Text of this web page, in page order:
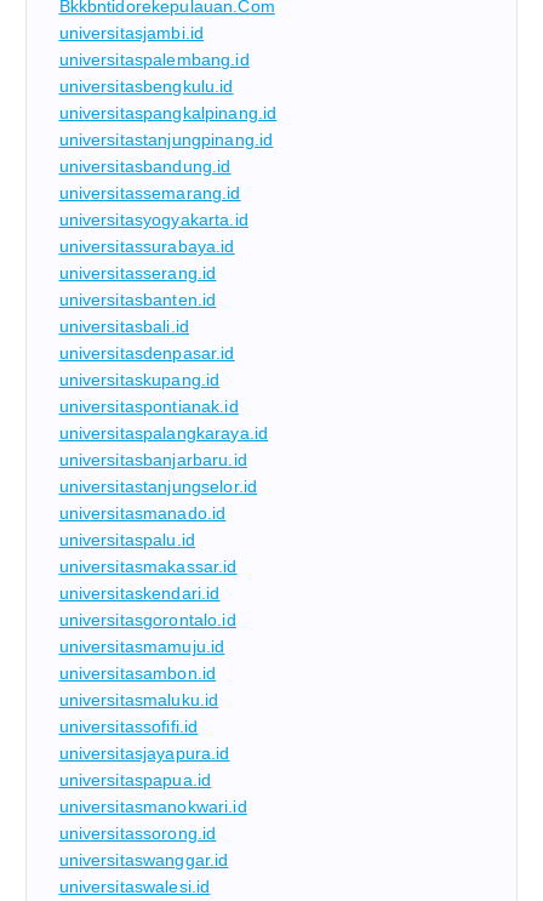
Bkkbntidorekepulauan.com
universitasjambi.id
universitaspalembang.id
universitasbengkulu.id
universitaspangkalpinang.id
universitastanjungpinang.id
universitasbandung.id
universitassemarang.id
universitasyogyakarta.id
universitassurabaya.id
universitasserang.id
universitasbanten.id
universitasbali.id
universitasdenpasar.id
universitaskupang.id
universitaspontianak.id
universitaspalangkaraya.id
universitasbanjarbaru.id
universitastanjungselor.id
universitasmanado.id
universitaspalu.id
universitasmakassar.id
universitaskendari.id
universitasgorontalo.id
universitasmamuju.id
universitasambon.id
universitasmaluku.id
universitassofifi.id
universitasjayapura.id
universitaspapua.id
universitasmanokwari.id
universitassorong.id
universitaswanggar.id
universitaswalesi.id